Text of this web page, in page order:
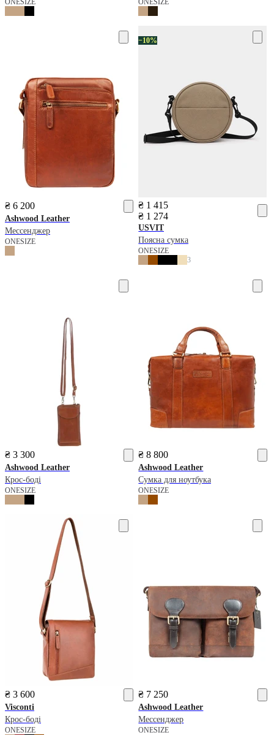
ONESIZE ONESIZE
₴ 6 200
Ashwood Leather
Мессенджер
ONESIZE
−10%
₴ 1 415
₴ 1 274
USVIT
Поясна сумка
ONESIZE
3
₴ 3 300
Ashwood Leather
Крос-боді
ONESIZE
₴ 8 800
Ashwood Leather
Сумка для ноутбука
ONESIZE
₴ 3 600
Visconti
Крос-боді
ONESIZE
₴ 7 250
Ashwood Leather
Мессенджер
ONESIZE